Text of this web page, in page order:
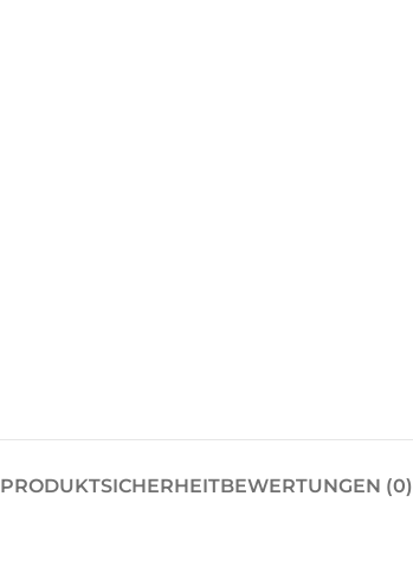
PRODUKTSICHERHEITBEWERTUNGEN (0)